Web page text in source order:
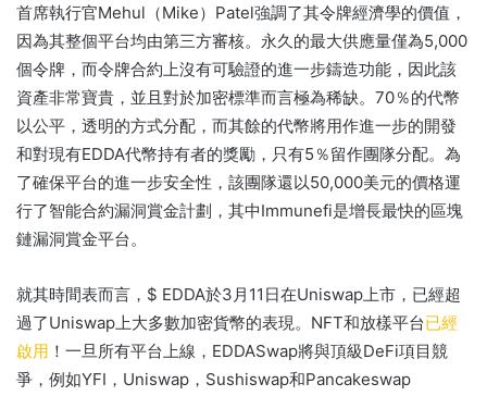
首席執行官Mehul（Mike）Patel強調了其令牌經濟學的價值，
因為其整個平台均由第三方審核。 永久的最大供應量僅為5,000
個令牌，而令牌合約上沒有可驗證的進一步鑄造功能，因此該
資產非常寶貴，並且對於加密標準而言極為稀缺。 70％的代幣
以公平，透明的方式分配，而其餘的代幣將用作進一步的開發
和對現有EDDA代幣持有者的獎勵，只有5％留作團隊分配。 為
了確保平台的進一步安全性，該團隊還以50,000美元的價格運
行了智能合約漏洞賞金計劃，其中Immunefi是增長最快的區塊
鏈漏洞賞金平台。
就其時間表而言，$ EDDA於3月11日在Uniswap上市，已經超
過了Uniswap上大多數加密貨幣的表現。 NFT和放樣平台已經
啟用 ！ 一旦所有平台上線，EDDASwap將與頂級DeFi項目競
爭，例如YFI，Uniswap，Sushiswap和Pancakeswap